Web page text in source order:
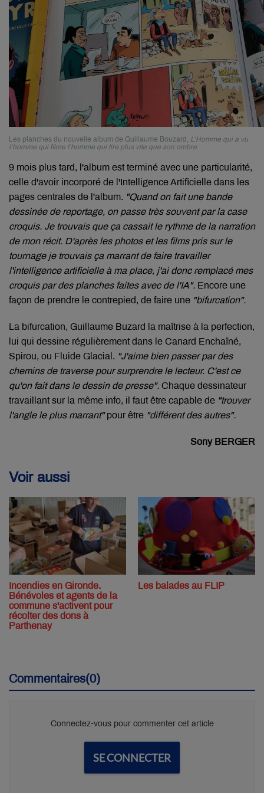
Les planches du nouvelle album de Guillaume Bouzard, L’Homme qui a vu
l’homme qui filme l’homme qui tire plus vite que son ombre
9 mois plus tard, l'album est terminé avec une particularité,
celle d'avoir incorporé de l'Intelligence Artificielle dans les
pages centrales de l'album. "Quand on fait une bande
dessinée de reportage, on passe très souvent par la case
croquis. Je trouvais que ça cassait le rythme de la narration
de mon récit. D'après les photos et les films pris sur le
tournage je trouvais ça marrant de faire travailler
l'intelligence artificielle à ma place, j'ai donc remplacé mes
croquis par des planches faites avec de l'IA". Encore une
façon de prendre le contrepied, de faire une "bifurcation".
La bifurcation, Guillaume Buzard la maîtrise à la perfection,
lui qui dessine régulièrement dans le Canard Enchaîné,
Spirou, ou Fluide Glacial. "J'aime bien passer par des
chemins de traverse pour surprendre le lecteur. C'est ce
qu'on fait dans le dessin de presse". Chaque dessinateur
travaillant sur la même info, il faut être capable de "trouver
l'angle le plus marrant"pour être "différent des autres".
Sony BERGER
Voir aussi
Incendies en Gironde.
Bénévoles et agents de la
commune s'activent pour
récolter des dons à
Parthenay
Les balades au FLIP
Commentaires(0)
Connectez-vous pour commenter cet article
SE CONNECTER